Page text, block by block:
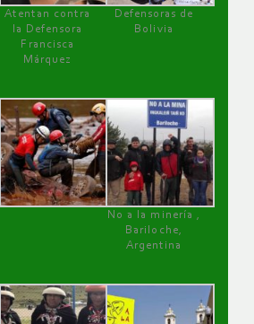
Atentan contra
la Defensora
Francisca
Márquez
Defensoras de
Bolivia
No a la minería ,
Bariloche,
Argentina